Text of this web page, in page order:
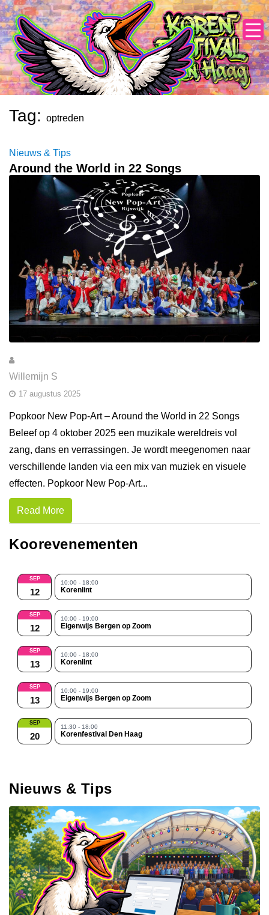
Skip
to
content
Tag: optreden
Nieuws & Tips
Around the World in 22 Songs
Willemijn S
17 augustus 2025
Popkoor New Pop-Art – Around the World in 22 Songs
Beleef op 4 oktober 2025 een muzikale wereldreis vol
zang, dans en verrassingen. Je wordt meegenomen naar
verschillende landen via een mix van muziek en visuele
effecten. Popkoor New Pop-Art...
Read More
Koorevenementen
SEP
12
10:00 - 18:00
Korenlint
SEP
12
10:00 - 19:00
Eigenwijs Bergen op Zoom
SEP
13
10:00 - 18:00
Korenlint
SEP
13
10:00 - 19:00
Eigenwijs Bergen op Zoom
SEP
20
11:30 - 18:00
Korenfestival Den Haag
Nieuws & Tips